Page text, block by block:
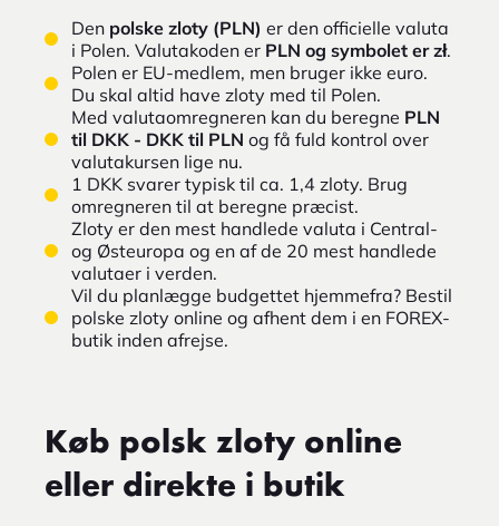
Den polske zloty (PLN) er den officielle valuta
i Polen. Valutakoden er PLN og symbolet er zł.
Polen er EU-medlem, men bruger ikke euro.
Du skal altid have zloty med til Polen.
Med valutaomregneren kan du beregne PLN
til DKK - DKK til PLN og få fuld kontrol over
valutakursen lige nu.
1 DKK svarer typisk til ca. 1,4 zloty. Brug
omregneren til at beregne præcist.
Zloty er den mest handlede valuta i Central-
og Østeuropa og en af de 20 mest handlede
valutaer i verden.
Vil du planlægge budgettet hjemmefra? Bestil
polske zloty online og afhent dem i en FOREX-
butik inden afrejse.
Køb polsk zloty online
eller direkte i butik